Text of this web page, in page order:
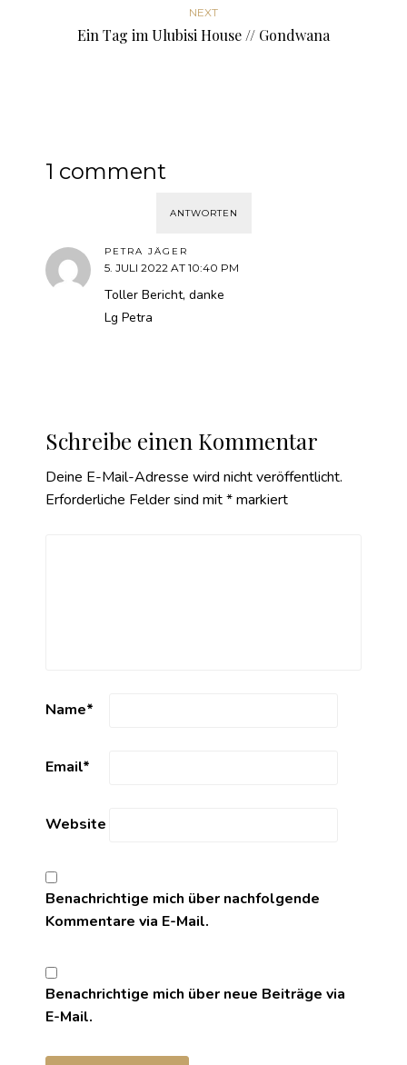
NEXT
Ein Tag im Ulubisi House // Gondwana
1 comment
ANTWORTEN
PETRA JÄGER
5. JULI 2022 AT 10:40 PM
Toller Bericht, danke
Lg Petra
Schreibe einen Kommentar
Deine E-Mail-Adresse wird nicht veröffentlicht.
Erforderliche Felder sind mit*markiert
Name*
Email*
Website
Benachrichtige mich über nachfolgende
Kommentare via E-Mail.
Benachrichtige mich über neue Beiträge via
E-Mail.